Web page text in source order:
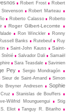
Robert Frost
Robert
Stevenson
Robert Marteau
Roberto Calasso
Roberto
Roger Gilbert-Lecomte
Ron Winckler
Ronny
Banks Rutebeuf
Ruy
Saint-John Kauss
Saint-
Stétié Salvador Dali
Samaël
Sara Teasdale
Savinien
Pey
Sergio Mondragón
Sieur de Saint-Amand
Simon
Breyner Andresen
Sophie
Stanislas de Bouffers
Wilifrid Mounguengui
Stig
Eliot
Tanguy R. Bitariho